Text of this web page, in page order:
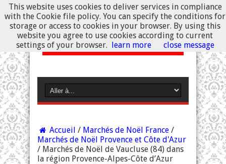
Accueil / Marchés de Noël France /
Marchés de Noël Provence et Côte d'Azur
/ Marchés de Noël de Vaucluse (84) dans
la région Provence-Alpes-Côte d’Azur
This website uses cookies to deliver services in compliance
with the Cookie file policy. You can specify the conditions for
storage or access to cookies in your browser. By using this
website you agree to use cookies according to current
settings of your browser. learn more close message